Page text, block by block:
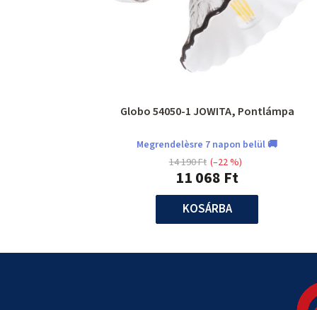
Globo 54050-1 JOWITA, Pontlámpa
Megrendelèsre 7 napon belül 🚚
11 068 Ft
14 190 Ft (–22 %)
KOSÁRBA